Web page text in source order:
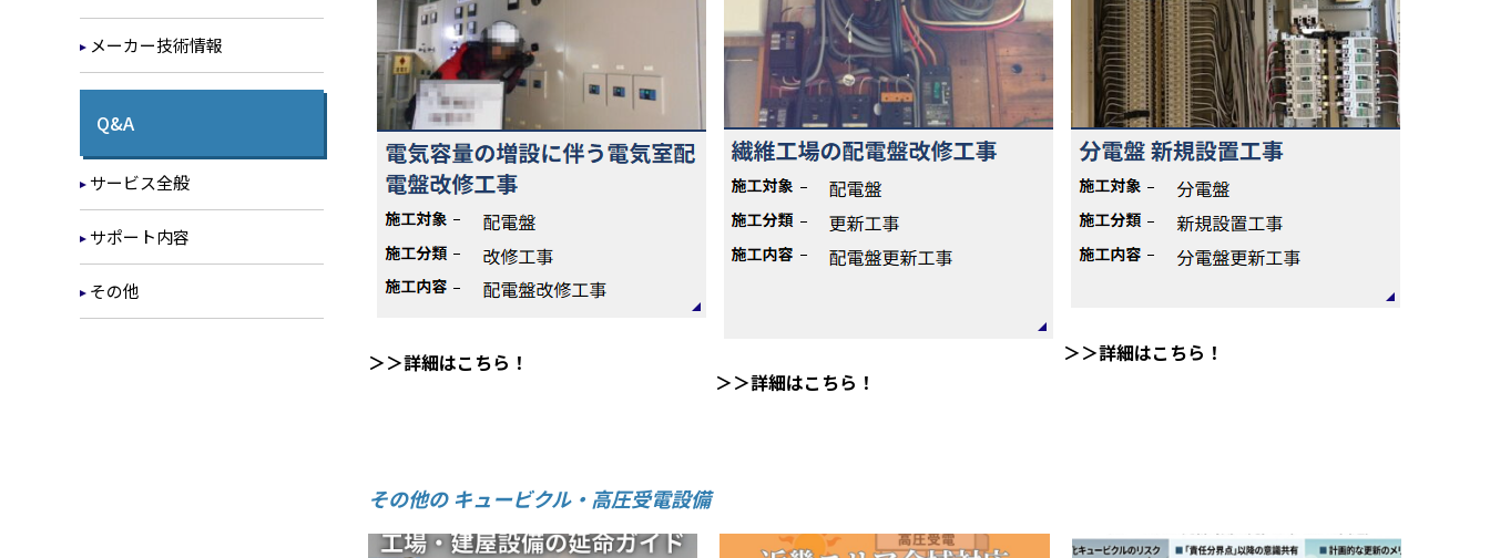
＞＞詳細はこちら！
＞＞詳細はこちら！
＞＞詳細はこちら！
その他の キュービクル・高圧受電設備
メーカー技術情報
Q&A
サービス全般
サポート内容
その他